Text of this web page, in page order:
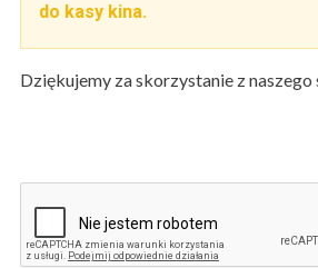
do kasy kina.
Dziękujemy za skorzystanie z